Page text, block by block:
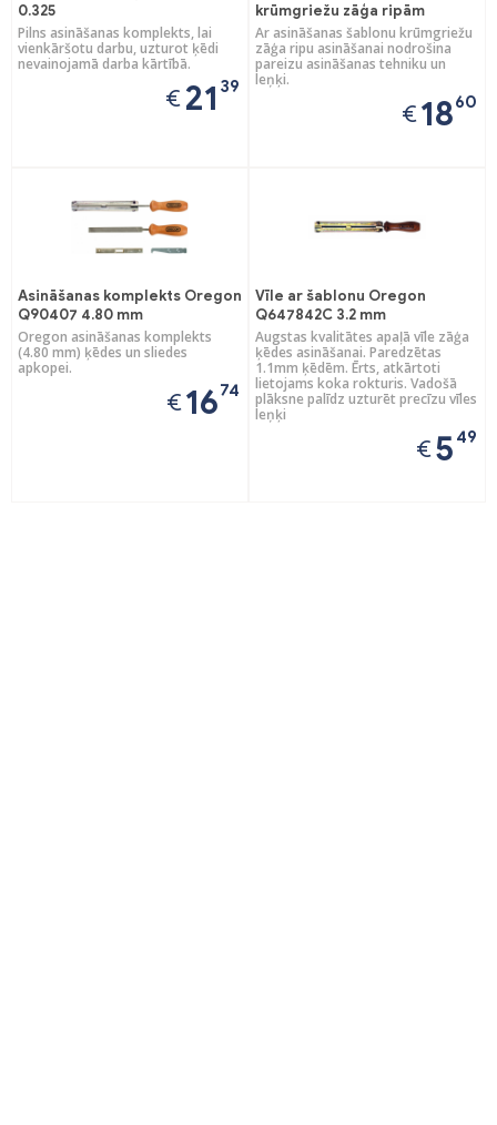
0.325
Pilns asināšanas komplekts, lai
vienkāršotu darbu, uzturot ķēdi
nevainojamā darba kārtībā.
€21 39
krūmgriežu zāģa ripām
Ar asināšanas šablonu krūmgriežu
zāģa ripu asināšanai nodrošina
pareizu asināšanas tehniku un
leņķi.
€1860
Asināšanas komplekts Oregon
Q90407 4.80 mm
Oregon asināšanas komplekts
(4.80 mm) ķēdes un sliedes
apkopei.
€1674
Vīle ar šablonu Oregon
Q647842C 3.2 mm
Augstas kvalitātes apaļā vīle zāģa
ķēdes asināšanai. Paredzētas
1.1mm ķēdēm. Ērts, atkārtoti
lietojams koka rokturis. Vadošā
plāksne palīdz uzturēt precīzu vīles
leņķi
€5 49